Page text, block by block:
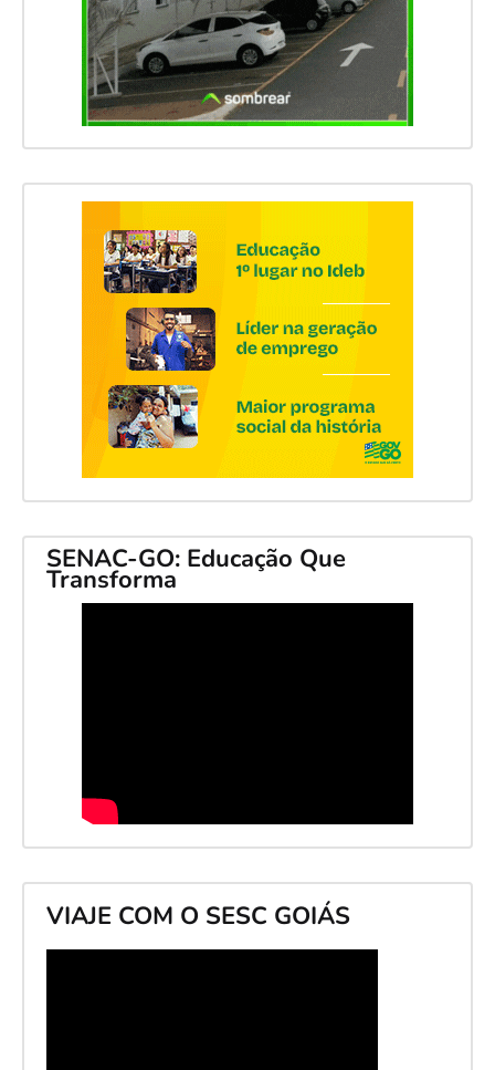
SENAC-GO: Educação Que
Transforma
VIAJE COM O SESC GOIÁS